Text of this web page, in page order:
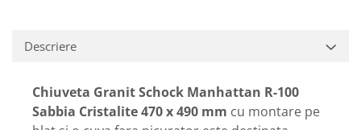
Descriere
Chiuveta Granit Schock Manhattan R-100
Sabbia Cristalite 470 x 490 mm cu montare pe